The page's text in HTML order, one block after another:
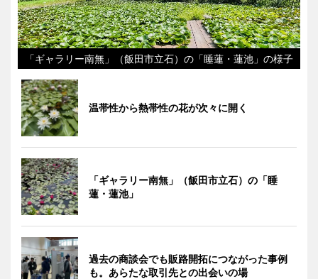
「ギャラリー南無」（飯田市立石）の「睡蓮・蓮池」の様子
温帯性から熱帯性の花が次々に開く
「ギャラリー南無」（飯田市立石）の「睡
蓮・蓮池」
過去の商談会でも販路開拓につながった事例
も。あらたな取引先との出会いの場